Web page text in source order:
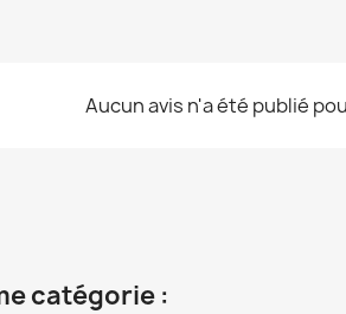
Aucun avis n'a été publié
catégorie :